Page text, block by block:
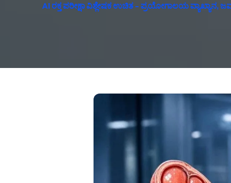
AI ರಕ್ತ ಪರೀಕ್ಷಾ ವಿಶ್ಲೇಷಕ ಉಚಿತ - ಪ್ರಯೋಗಾಲಯ ವ್ಯಾಖ್ಯಾನ,